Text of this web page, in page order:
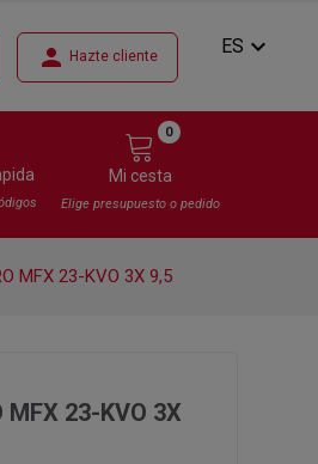
person Hazte cliente ES expand_more
Mi cesta
0
Elige presupuesto o pedido
MFX 23-KVO 3X 9,5
MFX 23-KVO 3X